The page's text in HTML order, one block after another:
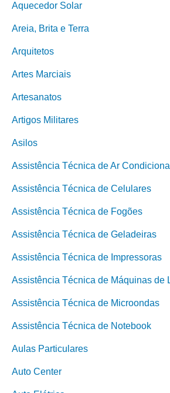
Aquecedor Solar
Areia, Brita e Terra
Arquitetos
Artes Marciais
Artesanatos
Artigos Militares
Asilos
Assistência Técnica de Ar
Assistência Técnica de Celulares
Assistência Técnica de Fogões
Assistência Técnica de Geladeiras
Assistência Técnica de Impressoras
Assistência Técnica de Máquinas de
Assistência Técnica de Microondas
Assistência Técnica de Notebook
Aulas Particulares
Auto Center